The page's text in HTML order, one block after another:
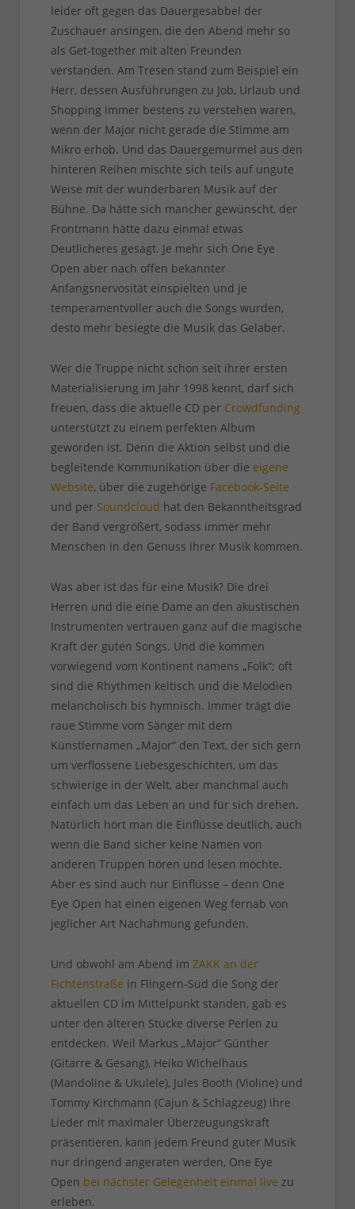
leider oft gegen das Dauergesabbel der
Zuschauer ansingen, die den Abend mehr so
als Get-together mit alten Freunden
verstanden. Am Tresen stand zum Beispiel ein
Herr, dessen Ausführungen zu Job, Urlaub und
Shopping immer bestens zu verstehen waren,
wenn der Major nicht gerade die Stimme am
Mikro erhob. Und das Dauergemurmel aus den
hinteren Reihen mischte sich teils auf ungute
Weise mit der wunderbaren Musik auf der
Bühne. Da hätte sich mancher gewünscht, der
Frontmann hätte dazu einmal etwas
Deutlicheres gesagt. Je mehr sich One Eye
Open aber nach offen bekannter
Anfangsnervosität einspielten und je
temperamentvoller auch die Songs wurden,
desto mehr besiegte die Musik das Gelaber.
Wer die Truppe nicht schon seit ihrer ersten
Materialisierung im Jahr 1998 kennt, darf sich
freuen, dass die aktuelle CD per Crowdfunding
unterstützt zu einem perfekten Album
geworden ist. Denn die Aktion selbst und die
begleitende Kommunikation über die eigene
Website, über die zugehörige Facebook-Seite
und per Soundcloud hat den Bekanntheitsgrad
der Band vergrößert, sodass immer mehr
Menschen in den Genuss ihrer Musik kommen.
Was aber ist das für eine Musik? Die drei
Herren und die eine Dame an den akustischen
Instrumenten vertrauen ganz auf die magische
Kraft der guten Songs. Und die kommen
vorwiegend vom Kontinent namens „Folk“; oft
sind die Rhythmen keltisch und die Melodien
melancholisch bis hymnisch. Immer trägt die
raue Stimme vom Sänger mit dem
Künstlernamen „Major“ den Text, der sich gern
um verflossene Liebesgeschichten, um das
schwierige in der Welt, aber manchmal auch
einfach um das Leben an und für sich drehen.
Natürlich hört man die Einflüsse deutlich, auch
wenn die Band sicher keine Namen von
anderen Truppen hören und lesen möchte.
Aber es sind auch nur Einflüsse – denn One
Eye Open hat einen eigenen Weg fernab von
jeglicher Art Nachahmung gefunden.
Und obwohl am Abend im ZAKK an der
Fichtenstraße in Flingern-Süd die Song der
aktuellen CD im Mittelpunkt standen, gab es
unter den älteren Stücke diverse Perlen zu
entdecken. Weil Markus „Major“ Günther
(Gitarre & Gesang), Heiko Wichelhaus
(Mandoline & Ukulele), Jules Booth (Violine) und
Tommy Kirchmann (Cajun & Schlagzeug) ihre
Lieder mit maximaler Überzeugungskraft
präsentieren, kann jedem Freund guter Musik
nur dringend angeraten werden, One Eye
Open bei nächster Gelegenheit einmal live zu
erleben.